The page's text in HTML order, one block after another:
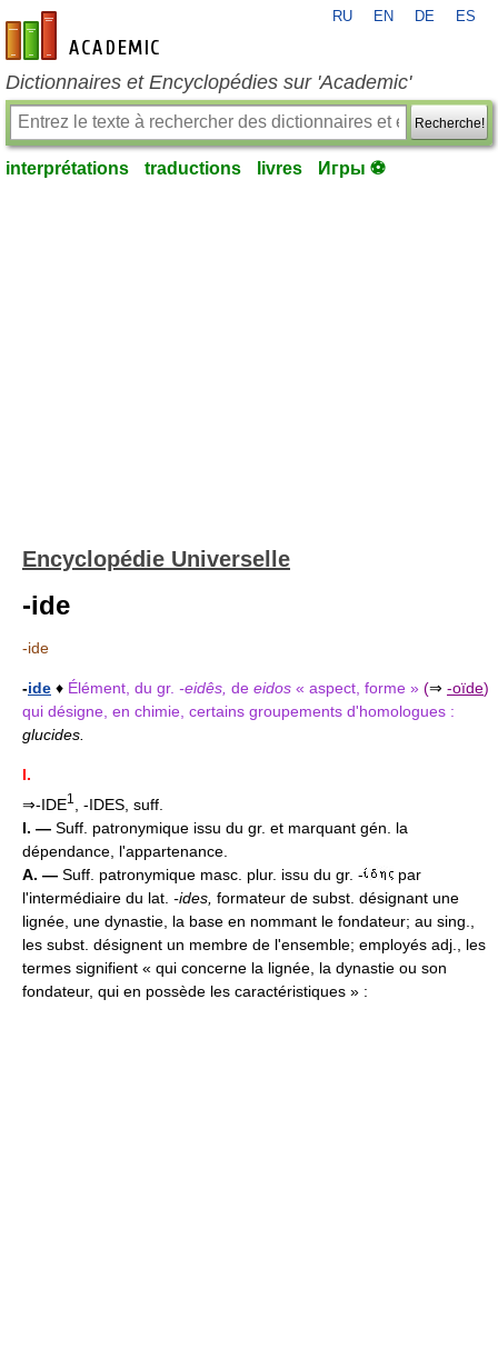
fr-academic.com
RU EN DE ES
Dictionnaires et Encyclopédies sur 'Academic'
Recherche!
interprétations traductions livres Игры ⚽
Encyclopédie Universelle
-ide
-ide
-ide ♦ Élément, du gr. -eidês, de eidos « aspect, forme » (⇒ -oïde)
qui désigne, en chimie, certains groupements d'homologues :
glucides.
I.
⇒-IDE1
, -IDES, suff.
I. — Suff. patronymique issu du gr. et marquant gén. la
dépendance, l'appartenance.
A. — Suff. patronymique masc. plur. issu du gr. -
par
l'intermédiaire du lat. -ides, formateur de subst. désignant une
lignée, une dynastie, la base en nommant le fondateur; au sing.,
les subst. désignent un membre de l'ensemble; employés adj., les
termes signifient « qui concerne la lignée, la dynastie ou son
fondateur, qui en possède les caractéristiques » :